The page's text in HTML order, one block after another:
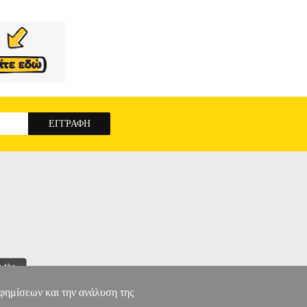
και την ανάλυση της